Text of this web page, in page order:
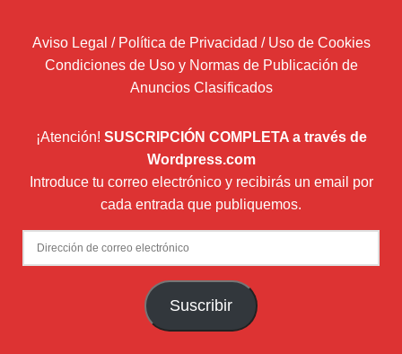
Aviso Legal / Política de Privacidad / Uso de Cookies
Condiciones de Uso y Normas de Publicación de
Anuncios Clasificados
¡Atención! SUSCRIPCIÓN COMPLETA a través de
Wordpress.com
Introduce tu correo electrónico y recibirás un email por
cada entrada que publiquemos.
Dirección
de
Suscribir